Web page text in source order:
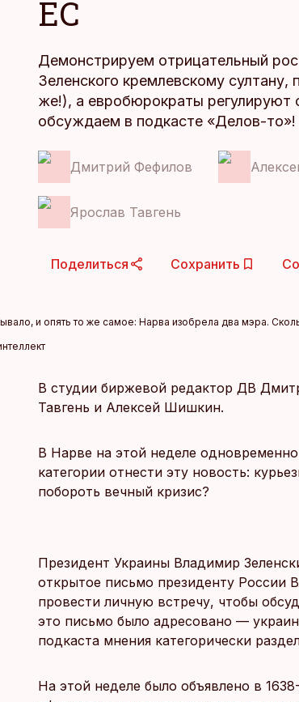
ЕС
Демонстрируем отрицательный
Зеленского кремлевскому султану,
же!), а евробюрократы регулируют
обсуждаем в подкасте «Делов-то»!
Дмитрий Фефилов
Ярослав Тавгень
Поделиться Сохранить
и опять то же самое: Нарва изобрела два мэра.
В студии биржевой редактор ДВ
Тавгень и Алексей Шишкин.
В Нарве на этой неделе
категории отнести эту новость:
побороть вечный кризис?
Президент Украины Владимир
открытое письмо президенту России
провести личную встречу, чтобы
это письмо было адресовано —
подкаста мнения категорически
На этой неделе было объявлено в